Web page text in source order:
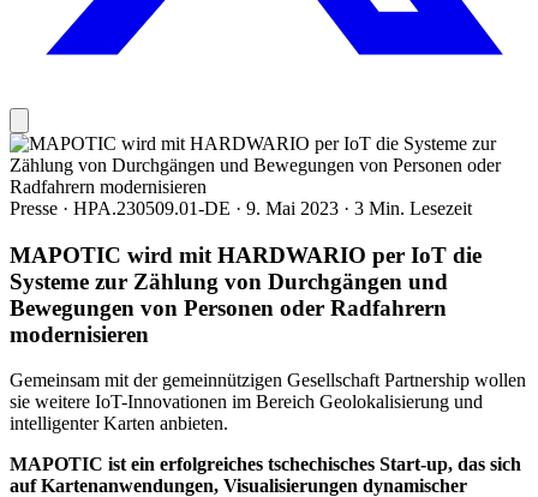
Presse · HPA.230509.01-DE · 9. Mai 2023 · 3 Min. Lesezeit
MAPOTIC wird mit HARDWARIO per IoT die
Systeme zur Zählung von Durchgängen und
Bewegungen von Personen oder Radfahrern
modernisieren
Gemeinsam mit der gemeinnützigen Gesellschaft Partnership wollen
sie weitere IoT-Innovationen im Bereich Geolokalisierung und
intelligenter Karten anbieten.
MAPOTIC ist ein erfolgreiches tschechisches Start-up, das sich
auf Kartenanwendungen, Visualisierungen dynamischer